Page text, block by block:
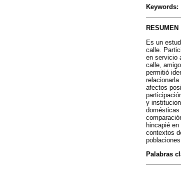
Keywords:
RESUMEN
Es un
calle.
en servicio
calle,
permitió
afectos
y
hincapié
contextos
poblaciones.
Palabras